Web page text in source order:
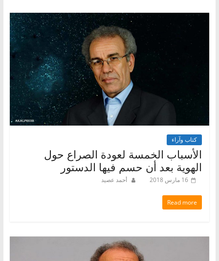
كتاب وآراء
الأسباب الخمسة لعودة الصراع حول
الهوية بعد أن حسم فيها الدستور
16 مارس 2018 أحمد عصيد
Read more